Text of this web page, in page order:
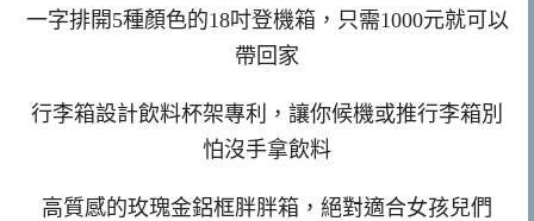
一字排開5種顏色的18吋登機箱，只需1000元就可以
帶回家
行李箱設計飲料杯架專利，讓你候機或推行李箱別
怕沒手拿飲料
高質感的玫瑰金鋁框胖胖箱，絕對適合女孩兒們